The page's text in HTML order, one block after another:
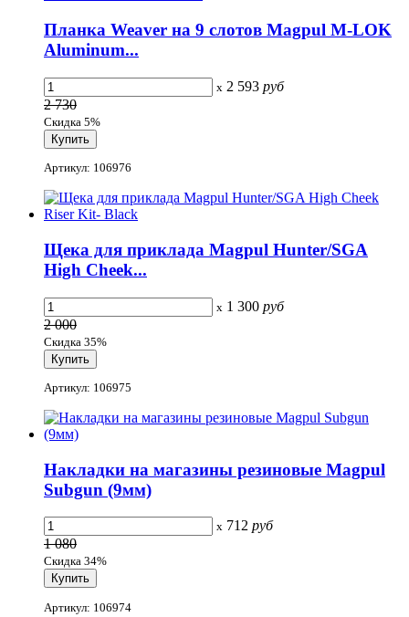
Планка Weaver на 9 слотов Magpul M-LOK
Aluminum...
x 2 593 руб
2 730
Скидка 5%
Артикул: 106976
Щека для приклада Magpul Hunter/SGA
High Cheek...
x 1 300 руб
2 000
Скидка 35%
Артикул: 106975
Накладки на магазины резиновые Magpul
Subgun (9мм)
x 712 руб
1 080
Скидка 34%
Артикул: 106974